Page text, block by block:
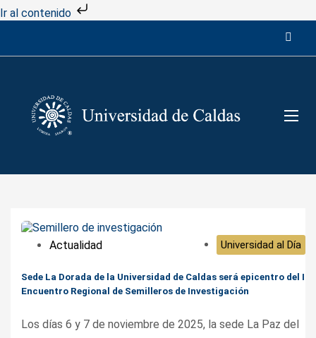
Ir al contenido
Actualidad Universidad al Día
Sede La Dorada de la Universidad de Caldas será epicentro del I
Encuentro Regional de Semilleros de Investigación
Los días 6 y 7 de noviembre de 2025, la sede La Paz del